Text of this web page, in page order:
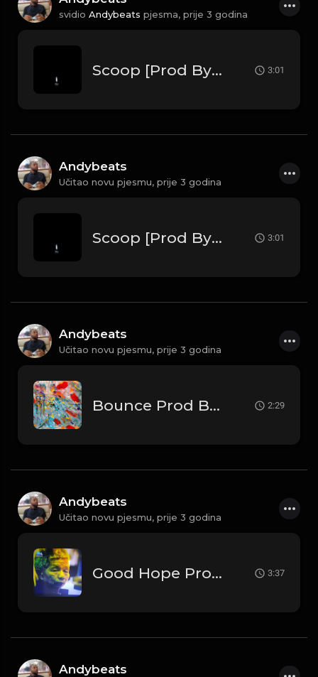
svidio Andybeats pjesma, prije 3 godina
Scoop [Prod By Andybeats] 3:01
Andybeats
Učitao novu pjesmu, prije 3 godina
Scoop [Prod By Andybeats] 3:01
Andybeats
Učitao novu pjesmu, prije 3 godina
Bounce Prod By AndyBeats 2:29
Andybeats
Učitao novu pjesmu, prije 3 godina
Good Hope Prod By AndyBeats 3:37
Andybeats